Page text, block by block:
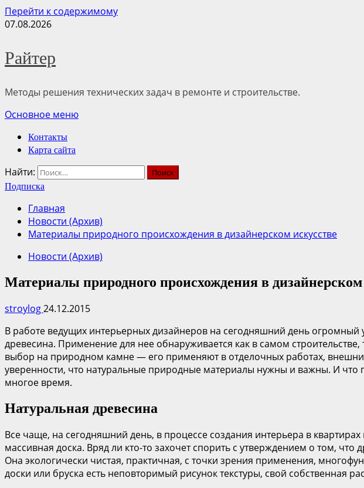
Перейти к содержимому
07.08.2026
Райтер
Методы решения технических задач в ремонте и строительстве.
Основное меню
Контакты
Карта сайта
Найти:
Подписка
Главная
Новости (Архив)
Материалы природного происхождения в дизайнерском искусстве
Новости (Архив)
Материалы природного происхождения в дизайнерском
stroylog24.12.2015
В работе ведущих интерьерных дизайнеров на сегодняшний день
древесина. Применение для нее обнаруживается как в самом
выбор на природном камне — его применяют в отделочных работах,
уверенности, что натуральные природные материалы нужны и важны. И
многое время.
Натуральная древесина
Все чаще, на сегодняшний день, в процессе создания интерьера в
массивная доска. Вряд ли кто-то захочет спорить с утверждением о том,
Она экологически чистая, практичная, с точки зрения применения,
доски или бруска есть неповторимый рисунок текстуры, свой собственная